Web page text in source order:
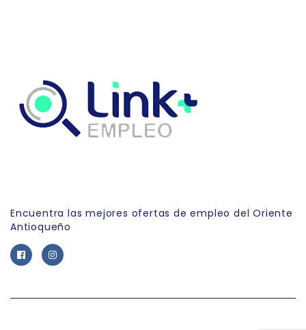
Encuentra las mejores ofertas de empleo del Oriente
Antioqueño